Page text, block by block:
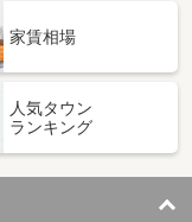
家賃相場
人気タウン
ランキング